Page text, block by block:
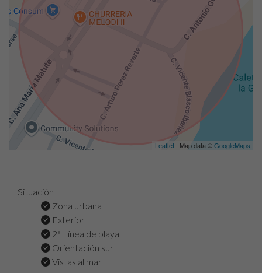
Leaflet | Map data ©GoogleMaps
Situación
Zona urbana
Exterior
2ª Línea de playa
Orientación sur
Vistas al mar